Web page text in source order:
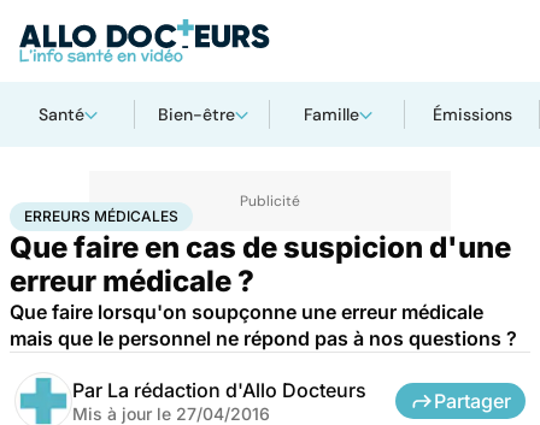
Santé Bien-être Famille Émissions
AccueilSantéErreurs médicales
ERREURS MÉDICALES
Que faire en cas de suspicion d'une
erreur médicale ?
Que faire lorsqu'on soupçonne une erreur médicale
mais que le personnel ne répond pas à nos questions ?
Par La rédaction d'Allo Docteurs
Mis à jour le 27/04/2016
Partager